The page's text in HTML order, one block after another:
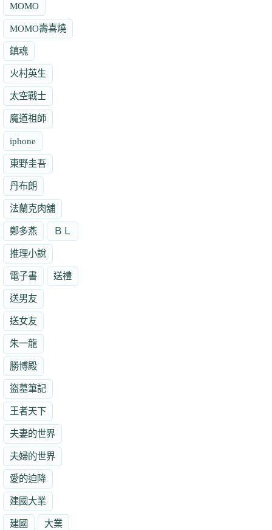
MOMO
MOMO壽喜燒
鎮魂
火村英生
太空戰士
魔道祖師
iphone
東野圭吾
丹布朗
法蘭克肉舖
鄭多燕 ＢＬ
推理小說
電子書 送禮
送男友
送女友
朱一龍
勝博殿
盜墓筆記
王者天下
夫妻的世界
夫婦的世界
愛的迫降
建國大業
建國 大業